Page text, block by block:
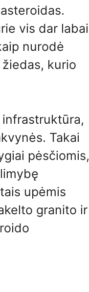
vis dar labai
nurodė
kurio
Takai
pėsčiomis,
upėmis
granito ir